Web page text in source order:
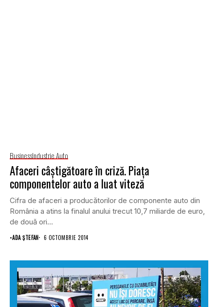
BusinessIndustrie Auto
Afaceri câştigătoare în criză. Piaţa
componentelor auto a luat viteză
Cifra de afaceri a producătorilor de componente auto din
România a atins la finalul anului trecut 10,7 miliarde de euro,
de două ori...
•ADA ȘTEFAN 6 OCTOMBRIE 2014